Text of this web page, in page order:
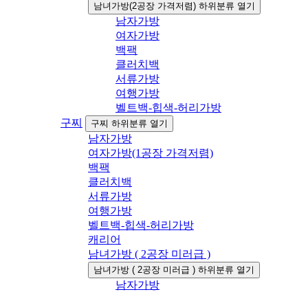
남녀가방(2공장 가격저렴) 하위분류 열기
남자가방
여자가방
백팩
클러치백
서류가방
여행가방
벨트백-힙색-허리가방
구찌
구찌 하위분류 열기
남자가방
여자가방(1공장 가격저렴)
백팩
클러치백
서류가방
여행가방
벨트백-힙색-허리가방
캐리어
남녀가방 ( 2공장 미러급 )
남녀가방 ( 2공장 미러급 ) 하위분류 열기
남자가방